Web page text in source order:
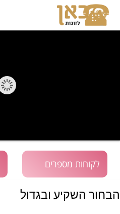
לקוחות מספרים
הבחור השקיע ובגדול